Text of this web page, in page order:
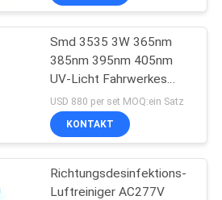
Smd 3535 3W 365nm
385nm 395nm 405nm
UV-Licht Fahrwerkes
LED
USD 880 per set MOQ:ein Satz
KONTAKT
Richtungsdesinfektions-
Luftreiniger AC277V